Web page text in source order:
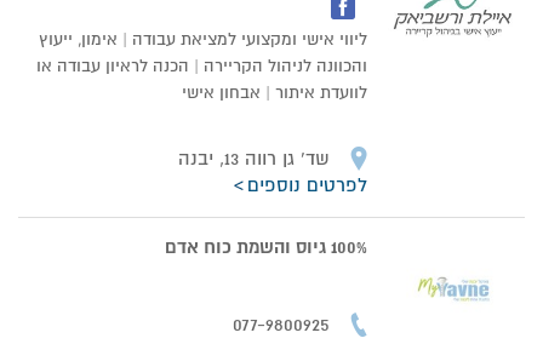
ליווי אישי ומקצועי למציאת עבודה | אימון, ייעוץ
והכוונה לניהול הקריירה | הכנה לראיון עבודה או
לוועדת איתור | אבחון אישי
שד’ גן רווה 13, יבנה
לפרטים נוספים
100% גיוס והשמת כוח אדם
077-9800925